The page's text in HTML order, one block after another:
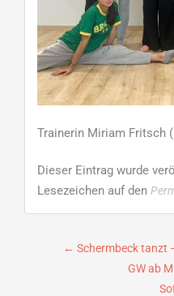
Trainerin Miriam Fritsch
Dieser Eintrag wurde
Lesezeichen auf den
← Schermbeck tanzt
GW ab